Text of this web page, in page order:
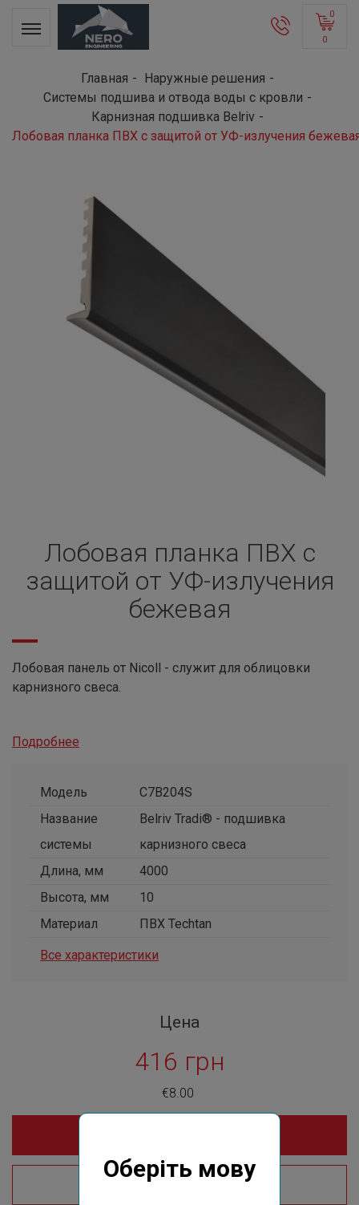
0
0
Оберіть мову
Главная
Наружные решения
Системы подшива и отвода воды с кровли
Карнизная подшивка Belriv
Лобовая планка ПВХ с защитой от УФ-излучения
Лобовая планка ПВХ с
защитой от УФ-излучения
бежевая
Лобовая панель от Nicoll - служит для облицовки
карнизного свеса.
Подробнее
Модель
C7B204S
Название
системы
Belriv Tradi® - подшивка
карнизного свеса
Длина, мм
4000
Высота, мм
10
Материал
ПВХ Techtan
Все характеристики
Цена
416 грн
€8.00
Где купить?